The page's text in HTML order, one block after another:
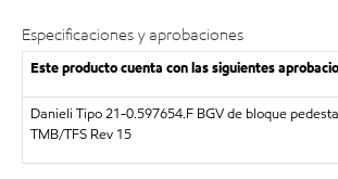
Especificaciones y aprobaciones
Este producto cuenta con las siguientes
Danieli Tipo 21-0.597654.F BGV de bloque
TMB/TFS Rev 15